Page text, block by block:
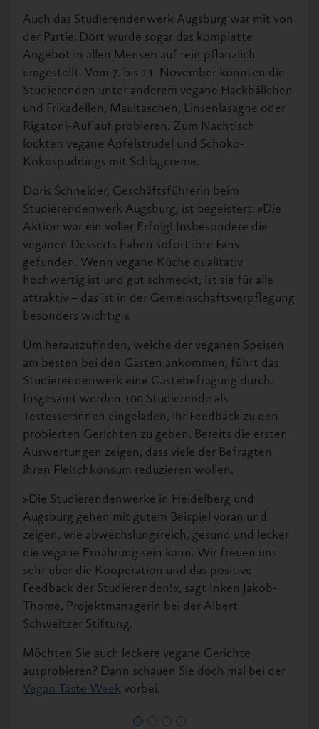
Auch das Studierendenwerk Augsburg war mit von
der Partie: Dort wurde sogar das komplette
Angebot in allen Mensen auf rein pflanzlich
umgestellt. Vom 7. bis 11. November konnten die
Studierenden unter anderem vegane Hackbällchen
und Frikadellen, Maultaschen, Linsenlasagne oder
Rigatoni-Auflauf probieren. Zum Nachtisch
lockten vegane Apfelstrudel und Schoko-
Kokospuddings mit Schlagcreme.
Doris Schneider, Geschäftsführerin beim
Studierendenwerk Augsburg, ist begeistert: »Die
Aktion war ein voller Erfolg! Insbesondere die
veganen Desserts haben sofort ihre Fans
gefunden. Wenn vegane Küche qualitativ
hochwertig ist und gut schmeckt, ist sie für alle
attraktiv – das ist in der Gemeinschaftsverpflegung
besonders wichtig.«
Um herauszufinden, welche der veganen Speisen
am besten bei den Gästen ankommen, führt das
Studierendenwerk eine Gästebefragung durch.
Insgesamt werden 100 Studierende als
Testesser:innen eingeladen, ihr Feedback zu den
probierten Gerichten zu geben. Bereits die ersten
Auswertungen zeigen, dass viele der Befragten
ihren Fleischkonsum reduzieren wollen.
»Die Studierendenwerke in Heidelberg und
Augsburg gehen mit gutem Beispiel voran und
zeigen, wie abwechslungsreich, gesund und lecker
die vegane Ernährung sein kann. Wir freuen uns
sehr über die Kooperation und das positive
Feedback der Studierenden!«, sagt Inken Jakob-
Thome, Projektmanagerin bei der Albert
Schweitzer Stiftung.
Möchten Sie auch leckere vegane Gerichte
ausprobieren? Dann schauen Sie doch mal bei der
Vegan Taste Week vorbei.